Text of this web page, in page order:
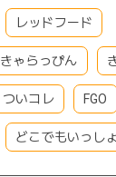
レッドフード
きゃらっぴん
ついコレ FGO
どこでもいっしょ